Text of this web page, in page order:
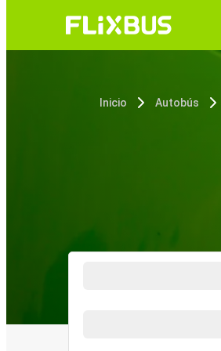
Inicio Autobús